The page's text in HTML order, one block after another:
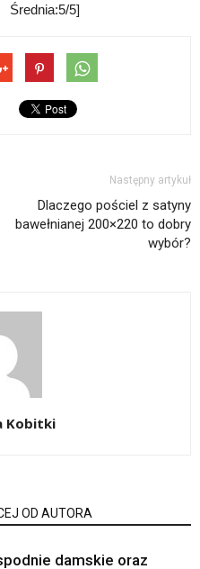
Średnia:5/5]
Następny artykuł
Dlaczego pościel z satyny
bawełnianej 200×220 to dobry
wybór?
Kobitki
OD AUTORA
damskie oraz